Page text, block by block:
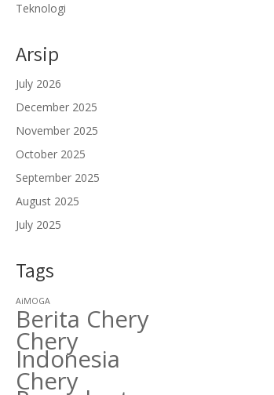
Teknologi
Arsip
July 2026
December 2025
November 2025
October 2025
September 2025
August 2025
July 2025
Tags
AiMOGA
Berita Chery
Chery
Indonesia
Chery